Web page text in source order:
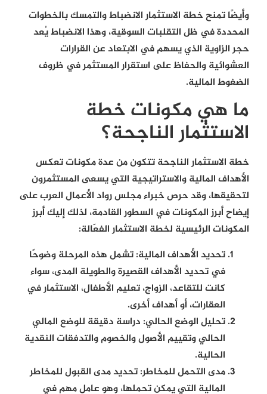
وأيضًا تمنح خطة الاستثمار الانضباط والتمسك بالخطوات
المحددة في ظل التقلبات السوقية، وهذا الانضباط يُعد
حجر الزاوية الذي يسهم في الابتعاد عن القرارات
العشوائية والحفاظ على استقرار المستثمر في ظروف
الضغوط المالية.
ما هي مكونات خطة
الاستثمار الناجحة؟
خطة الاستثمار الناجحة تتكون من عدة مكونات تعكس
الأهداف المالية والاستراتيجية التي يسعى المستثمرون
لتحقيقها، وقد حرص خبراء مجلس رواد الأعمال العرب على
إيضاح أبرز المكونات في السطور القادمة، لذلك إليك أبرز
المكونات الرئيسية لخطة الاستثمار الفعّالة:
تحديد الأهداف المالية:تشمل هذه المرحلة وضوحًا
في تحديد الأهداف القصيرة والطويلة المدى، سواء
كانت للتقاعد، الزواج، تعليم الأطفال، الاستثمار في
العقارات، أو أهداف أخرى.
تحليل الوضع الحالي: دراسة دقيقة للوضع المالي
الحالي وتقييم الأصول والخصوم والتدفقات النقدية
الحالية.
مدى التحمل للمخاطر:تحديد مدى القبول للمخاطر
المالية التي يمكن تحملها، وهو عامل مهم في